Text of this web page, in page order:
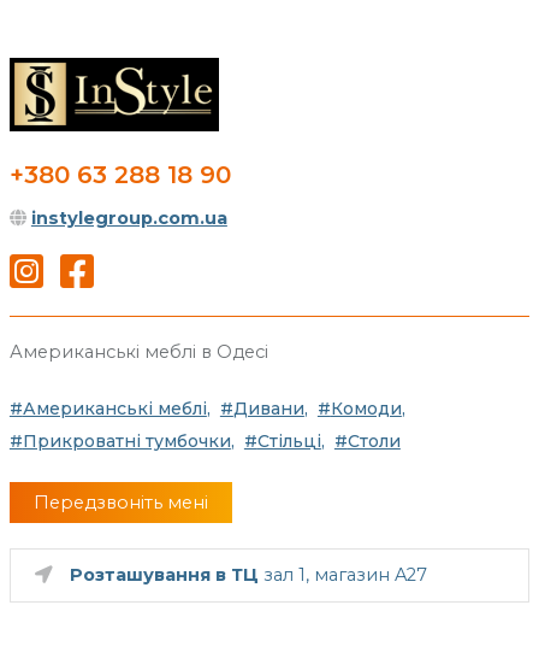
+380 63 288 18 90
instylegroup.com.ua
Американські меблі в Одесі
Американські меблі Дивани
Комоди
Прикроватні тумбочки
Стільці Столи
Передзвоніть мені
Розташування в ТЦ зал 1, магазин A27